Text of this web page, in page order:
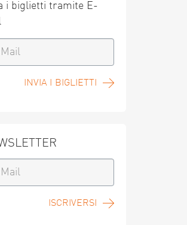
i biglietti tramite E-
INVIA I BIGLIETTI
ISCRIVERSI